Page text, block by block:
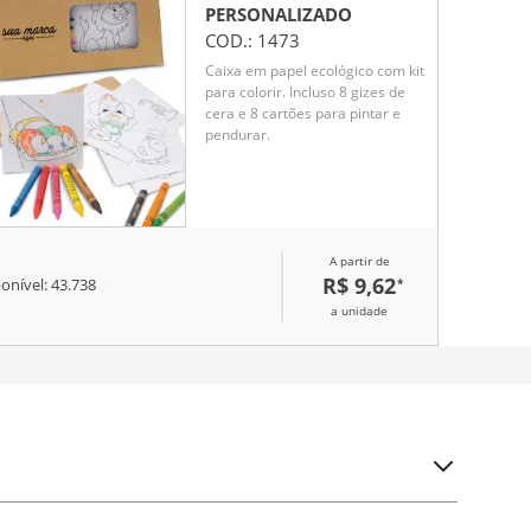
PERSONALIZADO
COD.: 1473
Caixa em papel ecológico com kit
para colorir. Incluso 8 gizes de
cera e 8 cartões para pintar e
pendurar.
43.738
A partir de
R$ 9,62*
a unidade